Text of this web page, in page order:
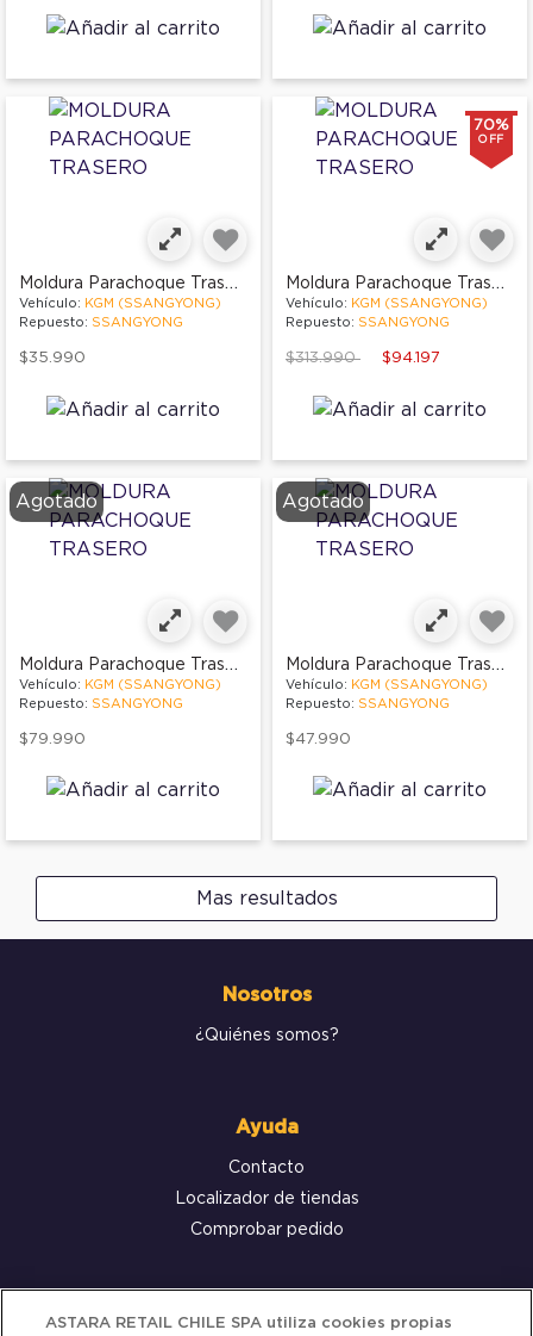
Moldura Parachoque Trasero
Vehículo: KGM (SSANGYONG)
Repuesto: SSANGYONG
$35.990
70%
OFF
Moldura Parachoque Trasero
Vehículo: KGM (SSANGYONG)
Repuesto: SSANGYONG
Price reduced from
$313.990to $94.197
Agotado
Moldura Parachoque Trasero
Vehículo: KGM (SSANGYONG)
Repuesto: SSANGYONG
$79.990
Agotado
Moldura Parachoque Trasero
Vehículo: KGM (SSANGYONG)
Repuesto: SSANGYONG
$47.990
Mas resultados
Nosotros
¿Quiénes somos?
Ayuda
Contacto
Localizador de tiendas
Comprobar pedido
Servicio al cliente
ASTARA RETAIL CHILE SPA utiliza cookies propias